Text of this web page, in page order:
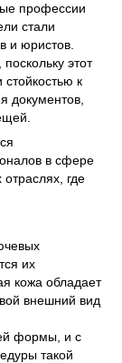
профессии
стали
и юристов.
этот
к
документов,
в сфере
где
их
кожа обладает
внешний вид
формы, и с
такой